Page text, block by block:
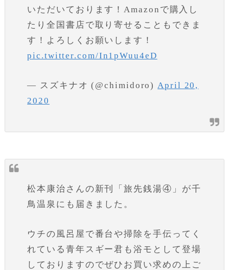
いただいております！Amazonで購入し
たり全国書店で取り寄せることもできま
す！よろしくお願いします！
pic.twitter.com/In1pWuu4eD
— スズキナオ (@chimidoro)April 20,
2020
松本康治さんの新刊「旅先銭湯④」が千
鳥温泉にも届きました。
ウチの風呂屋で番台や掃除を手伝ってく
れている青年スギー君も浴モとして登場
しておりますのでぜひお買い求めの上ご